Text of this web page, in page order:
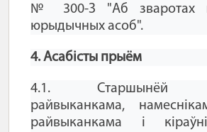
№ 300-З "Аб зваротах
юрыдычных асоб".
4. Асабісты прыём
4.1. Старшынёй
райвыканкама,
райвыканкама і